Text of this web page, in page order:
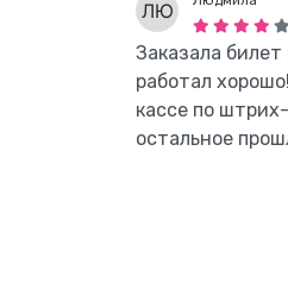
Заказала
работал
кассе по
остальное